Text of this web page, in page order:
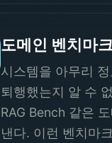
도메인 벤치마
시스템을 아무리
퇴행했는지 알 수
RAG Bench 같은
낸다. 이런 벤치마